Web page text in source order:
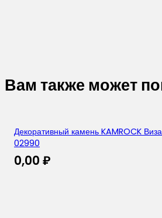
Вам также может
Декоративный камень KAMROCK
02990
0,00 ₽